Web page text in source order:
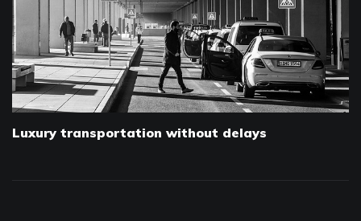
Luxury transportation without delays